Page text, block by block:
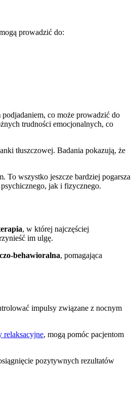
prowadzić do:
co może prowadzić do
trudności emocjonalnych, co
tłuszczowej. Badania pokazują, że
To wszystko jeszcze bardziej pogarsza
jak i fizycznego.
, w której najczęściej
im ulgę.
behawioralna, pomagająca
impulsy związane z nocnym
relaksacyjne, mogą pomóc pacjentom
pozytywnych rezultatów